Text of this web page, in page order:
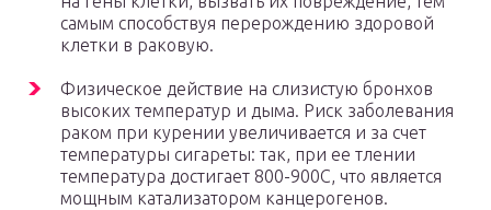
самым способствуя перерождению здоровой
клетки в раковую.
Физическое действие на слизистую бронхов
высоких температур и дыма. Риск заболевания
раком при курении увеличивается и за счет
температуры сигареты: так, при ее тлении
температура достигает 800-900С, что является
мощным катализатором канцерогенов.